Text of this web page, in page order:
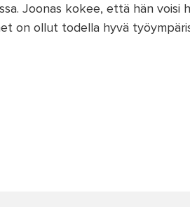
Joonas kokee, että hän voisi
on ollut todella hyvä